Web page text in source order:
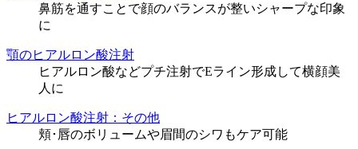
鼻筋を通すことで顔のバランスが整いシャープな印象
に
顎のヒアルロン酸注射
ヒアルロン酸などプチ注射でEライン形成して横顔美
人に
ヒアルロン酸注射：その他
頬･唇のボリュームや眉間のシワもケア可能